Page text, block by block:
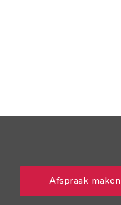
Afspraak maken